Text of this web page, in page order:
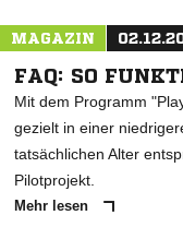
MAGAZIN
FAQ: SO
Mit dem Programm
gezielt in einer
tatsächlichen Alter
Pilotprojekt.
Mehr lesen